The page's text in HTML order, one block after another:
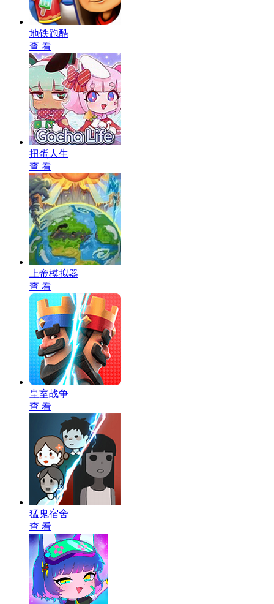
地铁跑酷
查 看
扭蛋人生
查 看
上帝模拟器
查 看
皇室战争
查 看
猛鬼宿舍
查 看